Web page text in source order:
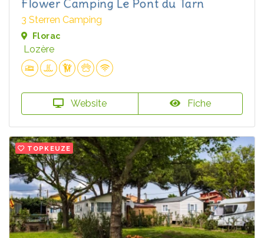
Flower Camping Le Pont du Tarn
3 Sterren Camping
Florac
Lozère
Website Fiche
TOPKEUZE